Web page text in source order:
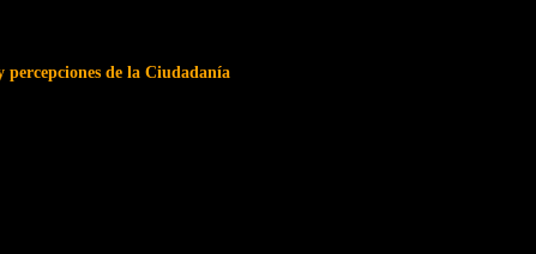
de la Ciudadanía